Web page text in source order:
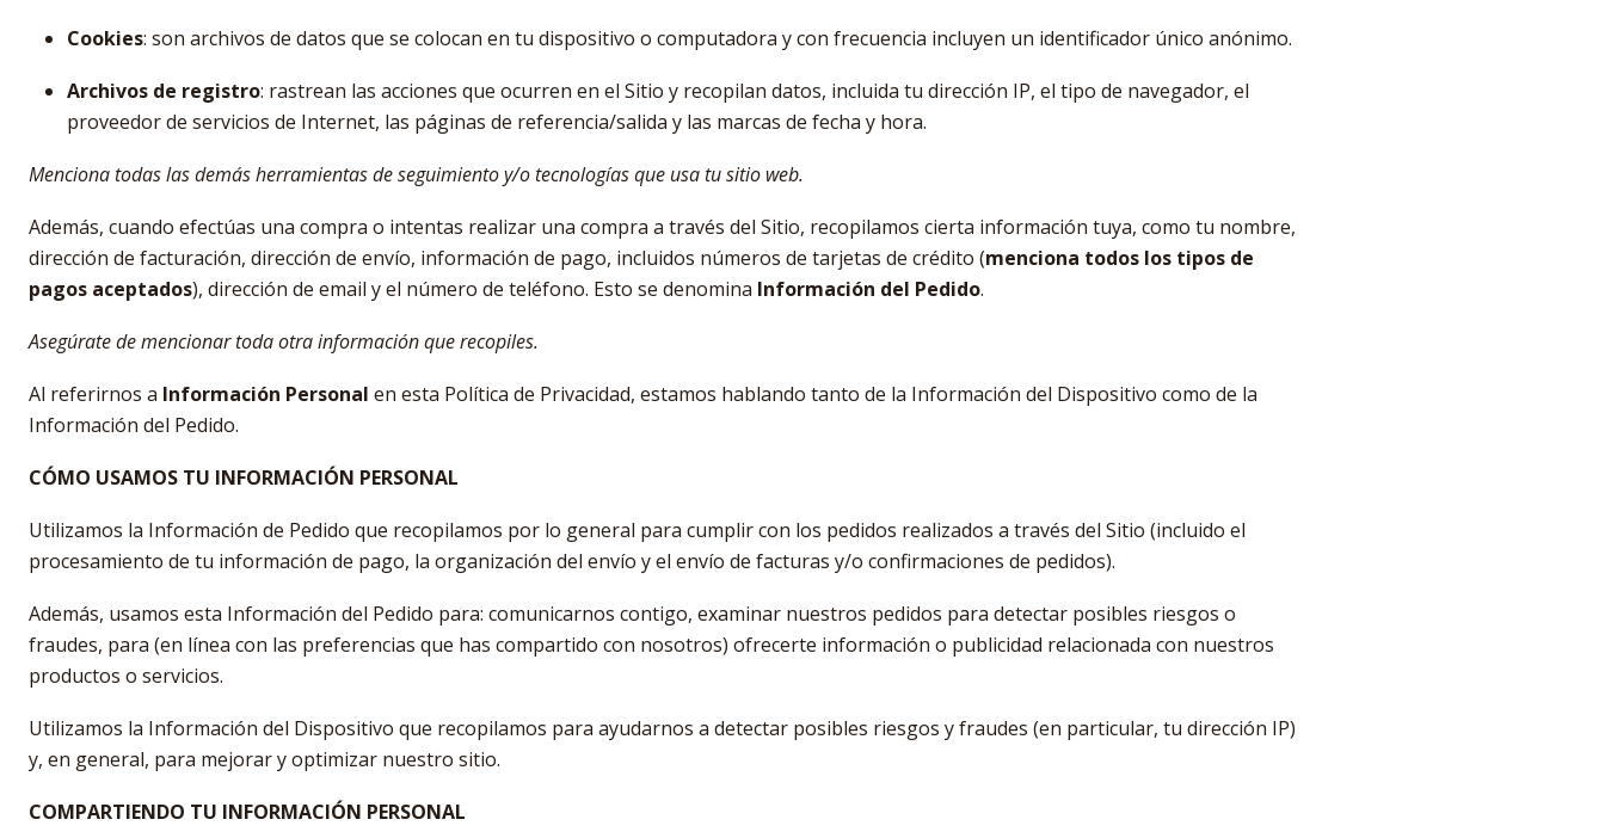
Cookies: son archivos de datos que se colocan en tu dispositivo o computadora y con frecuencia incluyen un identificador único anónimo.
Archivos de registro: rastrean las acciones que ocurren en el Sitio y recopilan datos, incluida tu dirección IP, el tipo de navegador, el
proveedor de servicios de Internet, las páginas de referencia/salida y las marcas de fecha y hora.
Menciona todas las demás herramientas de seguimiento y/o tecnologías que usa tu sitio web.
Además, cuando efectúas una compra o intentas realizar una compra a través del Sitio, recopilamos cierta información tuya, como tu nombre,
dirección de facturación, dirección de envío, información de pago, incluidos números de tarjetas de crédito (menciona todos los tipos de
pagos aceptados), dirección de email y el número de teléfono. Esto se denomina Información del Pedido.
Asegúrate de mencionar toda otra información que recopiles.
Al referirnos a Información Personal en esta Política de Privacidad, estamos hablando tanto de la Información del Dispositivo como de la
Información del Pedido.
CÓMO USAMOS TU INFORMACIÓN PERSONAL
Utilizamos la Información de Pedido que recopilamos por lo general para cumplir con los pedidos realizados a través del Sitio (incluido el
procesamiento de tu información de pago, la organización del envío y el envío de facturas y/o confirmaciones de pedidos).
Además, usamos esta Información del Pedido para: comunicarnos contigo, examinar nuestros pedidos para detectar posibles riesgos o
fraudes, para (en línea con las preferencias que has compartido con nosotros) ofrecerte información o publicidad relacionada con nuestros
productos o servicios.
Utilizamos la Información del Dispositivo que recopilamos para ayudarnos a detectar posibles riesgos y fraudes (en particular, tu dirección IP)
y, en general, para mejorar y optimizar nuestro sitio.
COMPARTIENDO TU INFORMACIÓN PERSONAL